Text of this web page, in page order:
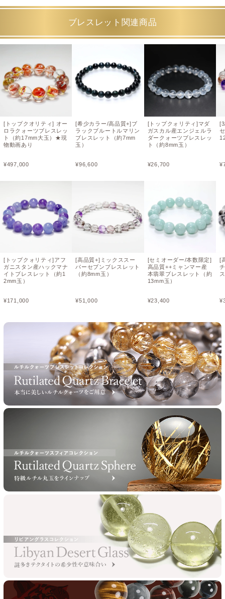
ブレスレット関連商品
[トップクオリティ] オー
ロラクォーツブレスレッ
ト（約17mm大玉）★現
物動画あり
¥497,000
[トップクォリティ]アフ
ガニスタン産ハックマナ
イトブレスレット（約1
2mm玉）
¥171,000
[希少カラー/高品質+]ブ
ラックブルートルマリン
ブレスレット（約7mm
玉）
¥96,600
[高品質+]ミックススー
パーセブンブレスレット
（約8mm玉）
¥51,000
[トップクォリティ]マダ
ガスカル産エンジェルラ
ダークォーツブレスレッ
ト（約8mm玉）
¥26,700
[セミオーダー/本数限定]
高品質++ミャンマー産
本翡翠ブレスレット（約
13mm玉）
¥23,400
¥
[
¥